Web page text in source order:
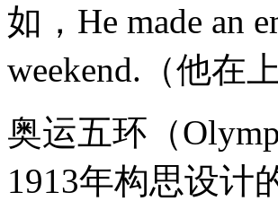
如，He made an
weekend.（他在
奥运五环（
1913年构思设计